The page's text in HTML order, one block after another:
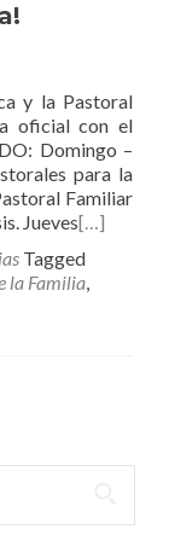
y la Pastoral
oficial con el
Domingo –
para la
Familiar
Jueves[…]
Tagged
la Familia,